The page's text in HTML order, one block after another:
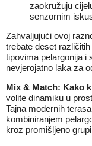
zaokružuju
senzornim
Zahvaljujući ovoj
trebate deset
tipovima pelargonija i
nevjerojatno laka za
Mix & Match: Kako
volite dinamiku u
Tajna modernih
kombiniranjem
kroz promišljeno